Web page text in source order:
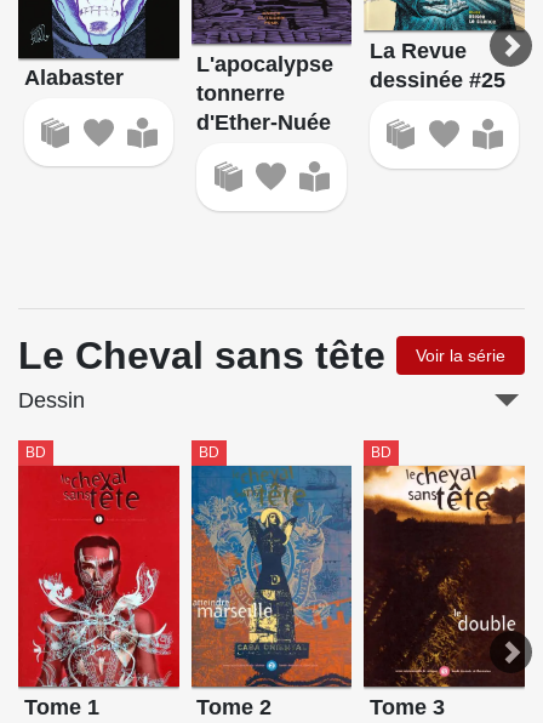
Alabaster
L'apocalypse
tonnerre
d'Ether-Nuée
La Revue
dessinée #25
Le Cheval sans tête Voir la série
Dessin
BD
Tome 1
BD
Tome 2
BD
Tome 3